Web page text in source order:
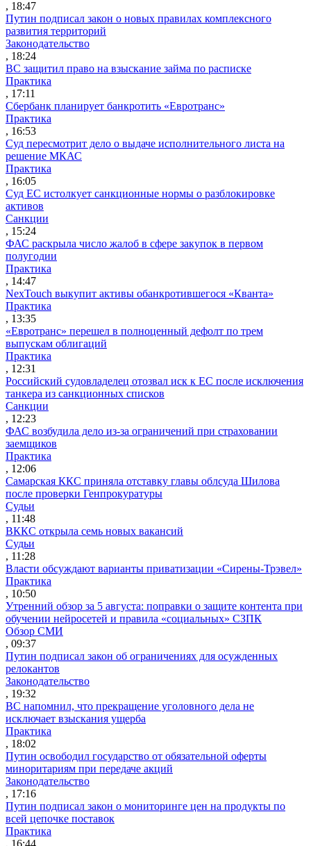
, 18:47
Путин подписал закон о новых правилах комплексного
развития территорий
Законодательство
, 18:24
ВС защитил право на взыскание займа по расписке
Практика
, 17:11
Сбербанк планирует банкротить «Евротранс»
Практика
, 16:53
Суд пересмотрит дело о выдаче исполнительного листа на
решение МКАС
Практика
, 16:05
Суд ЕС истолкует санкционные нормы о разблокировке
активов
Санкции
, 15:24
ФАС раскрыла число жалоб в сфере закупок в первом
полугодии
Практика
, 14:47
NexTouch выкупит активы обанкротившегося «Кванта»
Практика
, 13:35
«Евротранс» перешел в полноценный дефолт по трем
выпускам облигаций
Практика
, 12:31
Российский судовладелец отозвал иск к ЕС после исключения
танкера из санкционных списков
Санкции
, 12:23
ФАС возбудила дело из-за ограничений при страховании
заемщиков
Практика
, 12:06
Самарская ККС приняла отставку главы облсуда Шилова
после проверки Генпрокуратуры
Судьи
, 11:48
ВККС открыла семь новых вакансий
Судьи
, 11:28
Власти обсуждают варианты приватизации «Сирены-Трэвел»
Практика
, 10:50
Утренний обзор за 5 августа: поправки о защите контента при
обучении нейросетей и правила «социальных» СЗПК
Обзор СМИ
, 09:37
Путин подписал закон об ограничениях для осужденных
релокантов
Законодательство
, 19:32
ВС напомнил, что прекращение уголовного дела не
исключает взыскания ущерба
Практика
, 18:02
Путин освободил государство от обязательной оферты
миноритариям при передаче акций
Законодательство
, 17:16
Путин подписал закон о мониторинге цен на продукты по
всей цепочке поставок
Практика
, 16:44